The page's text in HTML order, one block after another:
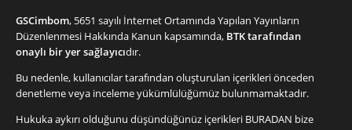
GSCimbom, 5651 sayılı İnternet Ortamında Yapılan Yayınların
Düzenlenmesi Hakkında Kanun kapsamında, BTK tarafından
onaylı bir yer sağlayıcıdır.
Bu nedenle, kullanıcılar tarafından oluşturulan içerikleri önceden
denetleme veya inceleme yükümlülüğümüz bulunmamaktadır.
Hukuka aykırı olduğunu düşündüğünüz içerikleri BURADAN bize